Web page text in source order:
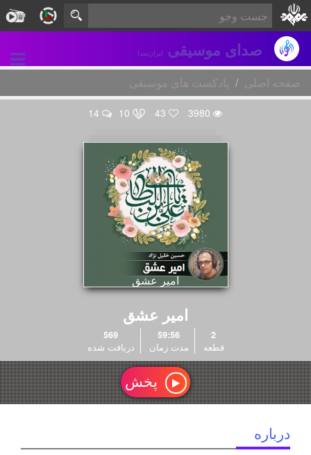
صدای موسیقی ایران‌صدا
صفحه اصلی پادکست های موسیقی
3980
43
10
14
امیر عشق
در سالروز ولادت با
سعادت مولای متقیان
حضرت علی (ع) و
گرامیداشت روز پدر
شنونده بسته موسیقی
امیر عشق با تهیه کنندگی
و اجرای حسین خلیل نژاد
امیر عشق
2
قطعه
59:56
مدت زمان
569
دریافت شده
پخش
درباره